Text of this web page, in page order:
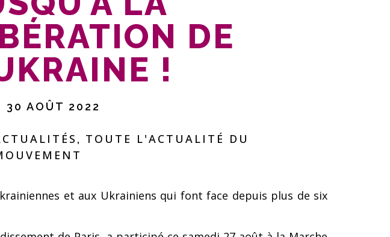
DE
!
30 AOÛT 2022
, TOUTE L'ACTUALITÉ DU
et aux Ukrainiens qui font face depuis plus de six